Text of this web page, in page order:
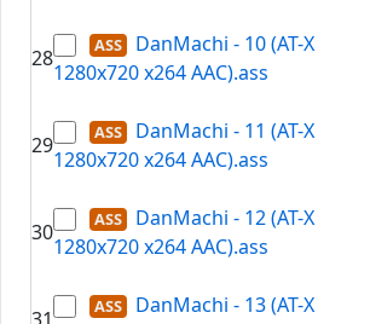
28
DanMachi - 10 (AT-X
1280x720 x264 AAC).ass
29
DanMachi - 11 (AT-X
1280x720 x264 AAC).ass
30
DanMachi - 12 (AT-X
1280x720 x264 AAC).ass
DanMachi - 13 (AT-X